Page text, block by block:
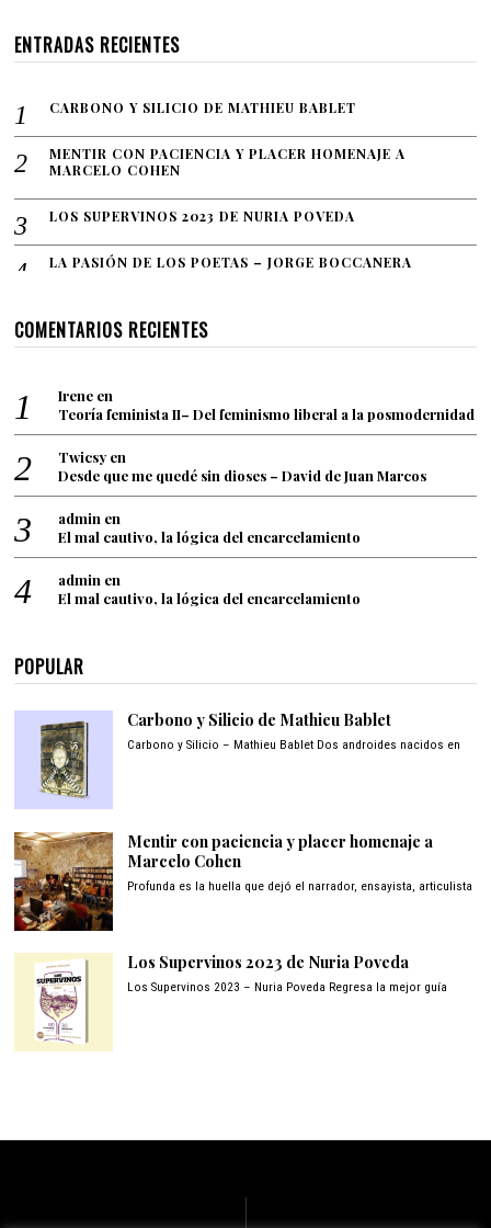
,
2
2
ENTRADAS RECIENTES
CARBONO Y SILICIO DE MATHIEU BABLET
MENTIR CON PACIENCIA Y PLACER HOMENAJE A
MARCELO COHEN
LOS SUPERVINOS 2023 DE NURIA POVEDA
LA PASIÓN DE LOS POETAS – JORGE BOCCANERA
COMENTARIOS RECIENTES
Irene en
Teoría feminista II– Del feminismo liberal a la posmodernidad
Twicsy en
Desde que me quedé sin dioses – David de Juan Marcos
admin en
El mal cautivo, la lógica del encarcelamiento
admin en
El mal cautivo, la lógica del encarcelamiento
POPULAR
Carbono y Silicio de Mathieu Bablet
Carbono y Silicio – Mathieu Bablet Dos androides nacidos en
Mentir con paciencia y placer homenaje a
Marcelo Cohen
Profunda es la huella que dejó el narrador, ensayista, articulista
Los Supervinos 2023 de Nuria Poveda
Los Supervinos 2023 – Nuria Poveda Regresa la mejor guía